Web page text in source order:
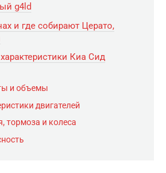
g4ld
и где собирают Церато,
Киа Сид
и объемы
двигателей
тормоза и колеса